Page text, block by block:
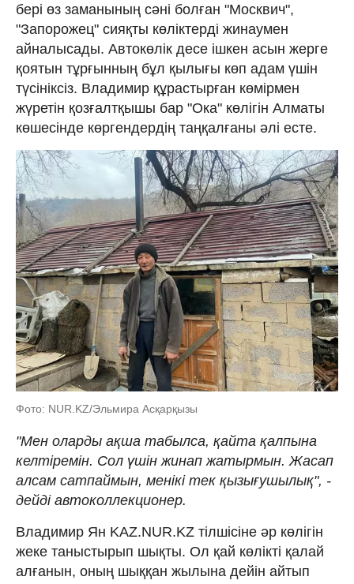
бері өз заманының сәні болған "Москвич",
"Запорожец" сияқты көліктерді жинаумен
айналысады. Автокөлік десе ішкен асын жерге
қоятын тұрғынның бұл қылығы көп адам үшін
түсініксіз. Владимир құрастырған көмірмен
жүретін қозғалтқышы бар "Ока" көлігін Алматы
көшесінде көргендердің таңқалғаны әлі есте.
Фото: NUR.KZ/Эльмира Асқарқызы
"Мен оларды ақша табылса, қайта қалпына
келтіремін. Сол үшін жинап жатырмын. Жасап
алсам сатпаймын, менікі тек қызығушылық", -
дейді автоколлекционер.
Владимир Ян KAZ.NUR.KZ тілшісіне әр көлігін
жеке таныстырып шықты. Ол қай көлікті қалай
алғанын, оның шыққан жылына дейін айтып